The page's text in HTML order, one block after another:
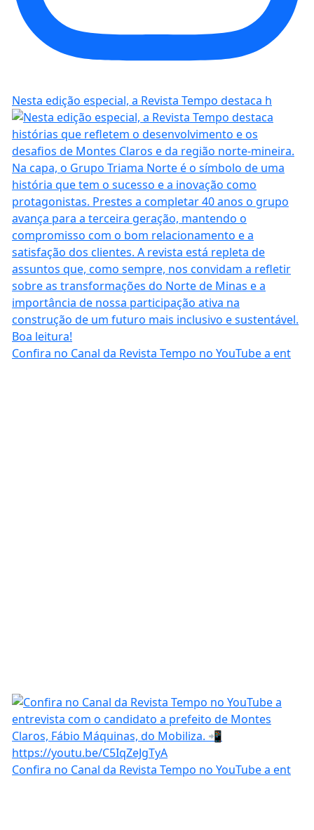
Nesta edição especial, a Revista Tempo destaca h
Confira no Canal da Revista Tempo no YouTube a ent
Confira no Canal da Revista Tempo no YouTube a ent